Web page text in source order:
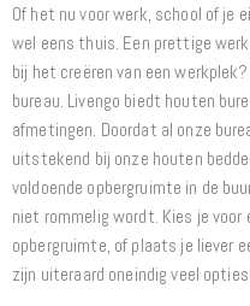
Of het nu voor werk, school of je
wel eens thuis. Een prettige
bij het creëren van een
bureau. Livengo biedt houten
afmetingen. Doordat al onze
uitstekend bij onze houten
voldoende opbergruimte in de
niet rommelig wordt. Kies je voor
opbergruimte, of plaats je liever
zijn uiteraard oneindig veel opties!